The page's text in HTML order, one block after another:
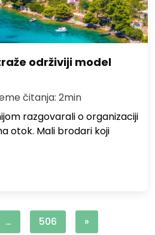
održiviji model
čitanja: 2min
razgovarali o organizaciji
otok. Mali brodari koji
… 506 »